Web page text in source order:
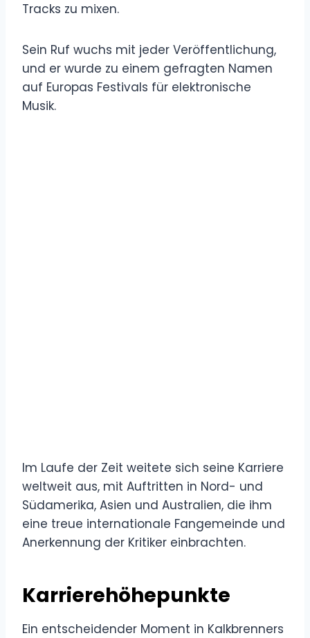
Tracks zu mixen.
Sein Ruf wuchs mit jeder Veröffentlichung,
und er wurde zu einem gefragten Namen
auf Europas Festivals für elektronische
Musik.
Im Laufe der Zeit weitete sich seine Karriere
weltweit aus, mit Auftritten in Nord- und
Südamerika, Asien und Australien, die ihm
eine treue internationale Fangemeinde und
Anerkennung der Kritiker einbrachten.
Karrierehöhepunkte
Ein entscheidender Moment in Kalkbrenners